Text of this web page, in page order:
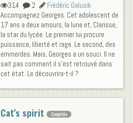
314 2
Frédéric Galusik
Accompagnez Georges. Cet adolescent de
17 ans a deux amours, la lune et, Clarisse,
la star du lycée. Le premier lui procure
puissance, liberté et rage. Le second, des
emmerdes. Mais, Georges a un souci. Il ne
sait pas comment il s'est retrouvé dans
cet état. Le découvrira-t-il ?
Cat’s spirit Complète